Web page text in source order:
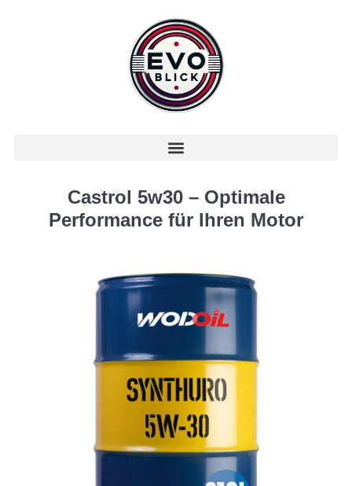
Castrol 5w30 – Optimale
Performance für Ihren Motor